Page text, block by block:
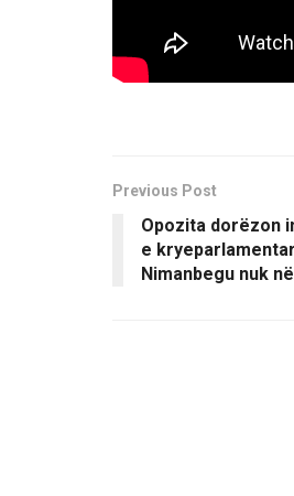
Previous Post
Opozita dorëzon
e
Nimanbegu nuk